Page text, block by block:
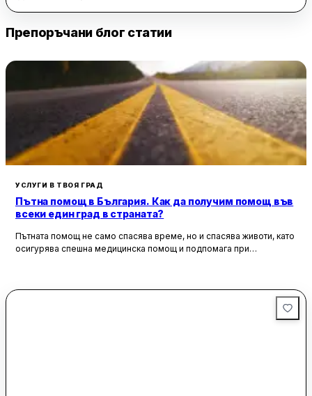
Препоръчани блог статии
УСЛУГИ В ТВОЯ ГРАД
Пътна помощ в България. Как да получим помощ във
всеки един град в страната?
Пътната помощ не само спасява време, но и спасява животи, като
осигурява спешна медицинска помощ и подпомага при